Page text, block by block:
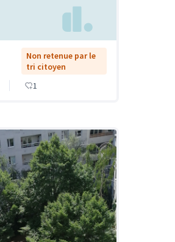
Non retenue par le
tri citoyen
1